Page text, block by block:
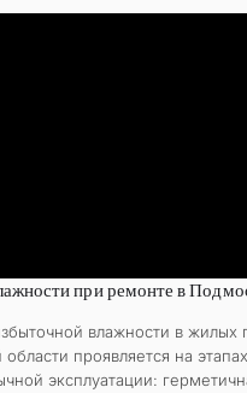
при ремонте в
влажности в жилых
проявляется на
эксплуатации: